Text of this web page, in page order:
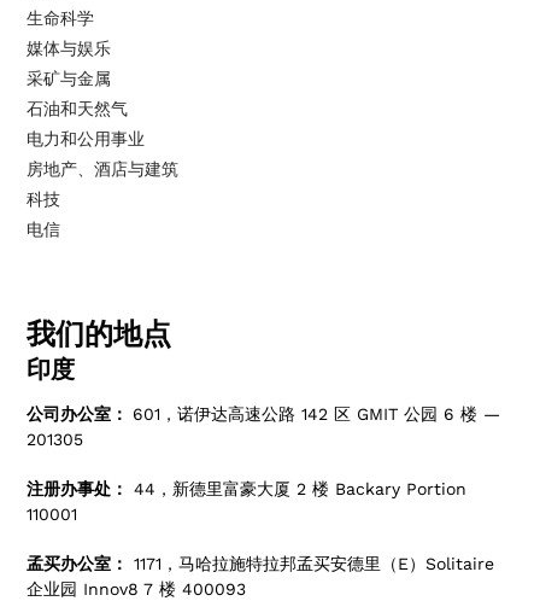
生命科学
媒体与娱乐
采矿与金属
石油和天然气
电力和公用事业
房地产、酒店与建筑
科技
电信
我们的地点
印度
公司办公室： 601，诺伊达高速公路 142 区 GMIT 公园 6 楼 —
201305
注册办事处：
44，新德里富豪大厦 2 楼 Backary Portion
110001
孟买办公室：
1171，马哈拉施特拉邦孟买安德里（E）Solitaire
企业园 Innov8 7 楼 400093